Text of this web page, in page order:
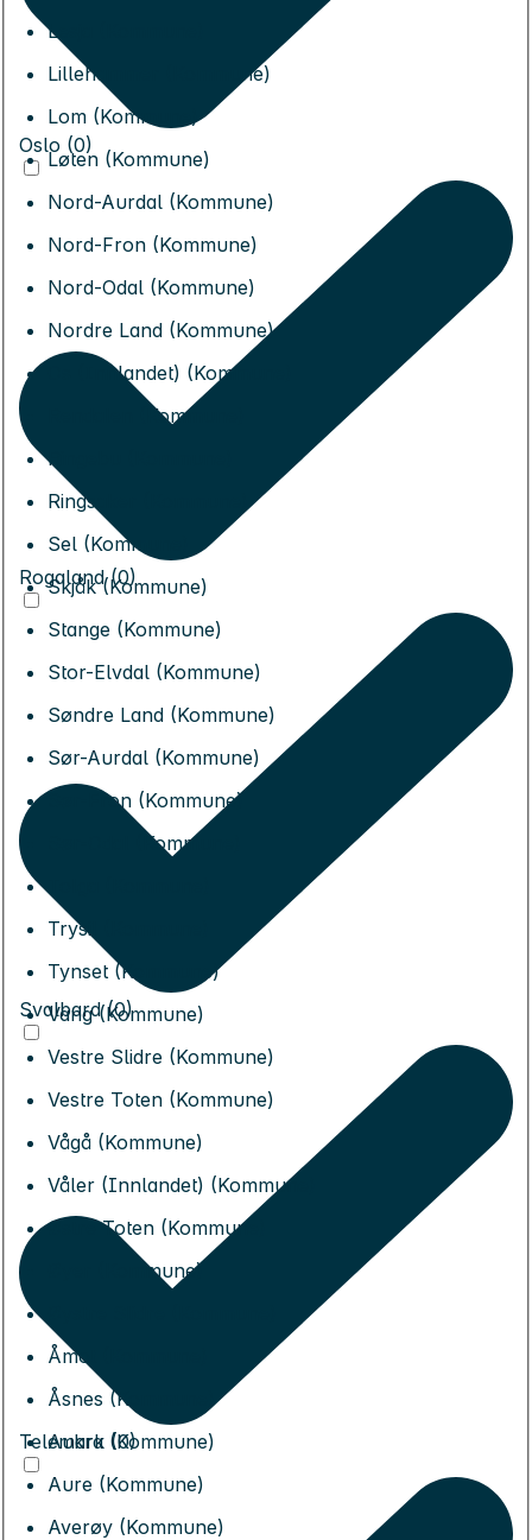
Lesja (Kommune)
Lillehammer (Kommune)
Lom (Kommune)
Løten (Kommune)
Nord-Aurdal (Kommune)
Nord-Fron (Kommune)
Nord-Odal (Kommune)
Nordre Land (Kommune)
Os (Innlandet) (Kommune)
Rendalen (Kommune)
Ringebu (Kommune)
Ringsaker (Kommune)
Sel (Kommune)
Skjåk (Kommune)
Stange (Kommune)
Stor-Elvdal (Kommune)
Søndre Land (Kommune)
Sør-Aurdal (Kommune)
Sør-Fron (Kommune)
Sør-Odal (Kommune)
Trysil (Kommune)
Tynset (Kommune)
Vang (Kommune)
Vestre Slidre (Kommune)
Vestre Toten (Kommune)
Vågå (Kommune)
Våler (Innlandet) (Kommune)
Østre Toten (Kommune)
Øyer (Kommune)
Åmot (Kommune)
Åsnes (Kommune)
Aukra (Kommune)
Aure (Kommune)
Averøy (Kommune)
Oslo (0)
Rogaland (0)
Svalbard (0)
Telemark (0)